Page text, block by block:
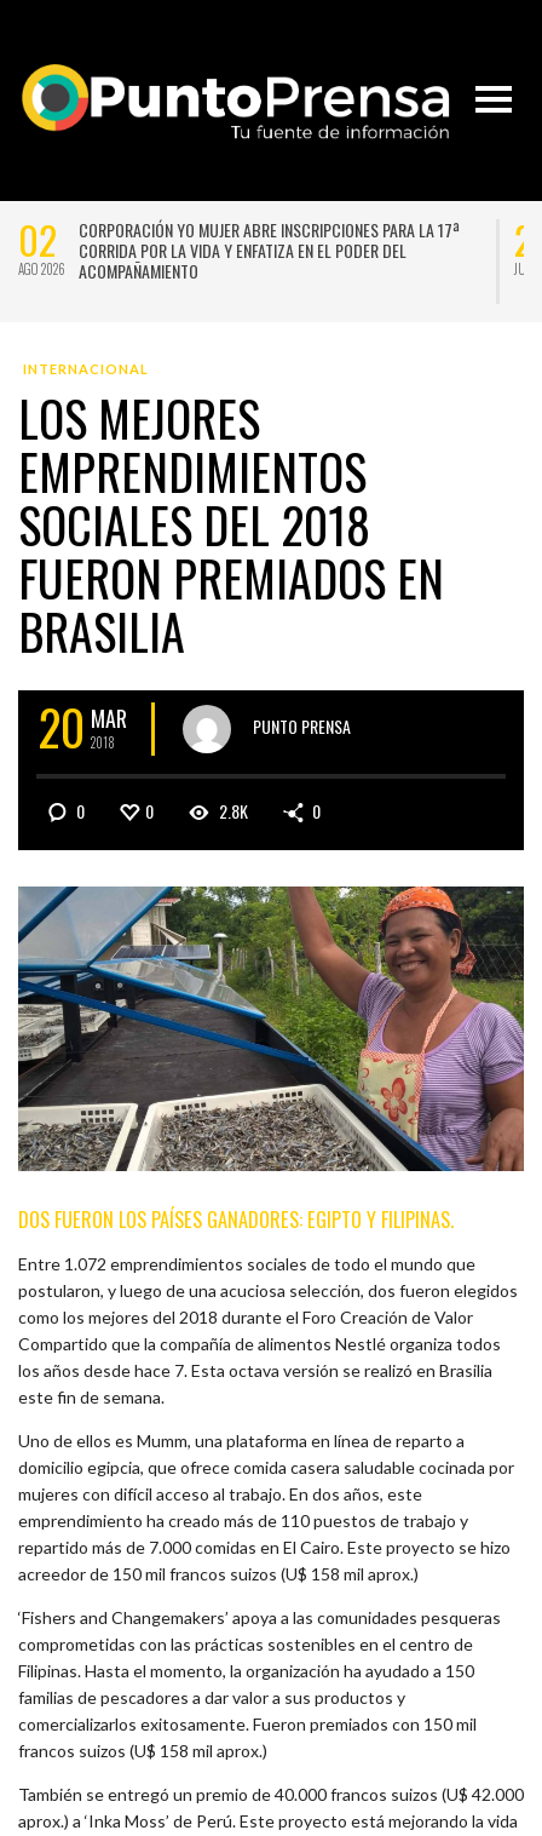
02
AGO 2026
CORPORACIÓN YO MUJER ABRE INSCRIPCIONES PARA LA 17ª
CORRIDA POR LA VIDA Y ENFATIZA EN EL PODER DEL
ACOMPAÑAMIENTO
JUL
INTERNACIONAL
LOS MEJORES
EMPRENDIMIENTOS
SOCIALES DEL 2018
FUERON PREMIADOS EN
BRASILIA
20 MAR
2018
PUNTO PRENSA
0 0 2.8K 0
DOS FUERON LOS PAÍSES GANADORES: EGIPTO Y FILIPINAS.
Entre 1.072 emprendimientos sociales de todo el mundo que
postularon, y luego de una acuciosa selección, dos fueron elegidos
como los mejores del 2018 durante el Foro Creación de Valor
Compartido que la compañía de alimentos Nestlé organiza todos
los años desde hace 7. Esta octava versión se realizó en Brasilia
este fin de semana.
Uno de ellos es Mumm, una plataforma en línea de reparto a
domicilio egipcia, que ofrece comida casera saludable cocinada por
mujeres con difícil acceso al trabajo. En dos años, este
emprendimiento ha creado más de 110 puestos de trabajo y
repartido más de 7.000 comidas en El Cairo. Este proyecto se hizo
acreedor de 150 mil francos suizos (U$ 158 mil aprox.)
‘Fishers and Changemakers’ apoya a las comunidades pesqueras
comprometidas con las prácticas sostenibles en el centro de
Filipinas. Hasta el momento, la organización ha ayudado a 150
familias de pescadores a dar valor a sus productos y
comercializarlos exitosamente. Fueron premiados con 150 mil
francos suizos (U$ 158 mil aprox.)
También se entregó un premio de 40.000 francos suizos (U$ 42.000
aprox.) a ‘Inka Moss’ de Perú. Este proyecto está mejorando la vida